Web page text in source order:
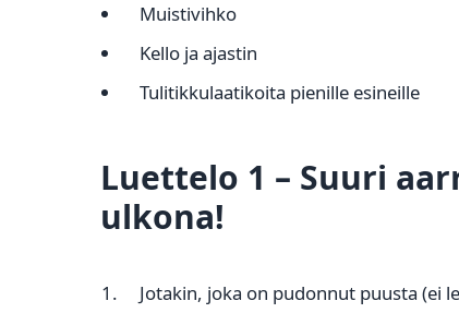
Muistivihko
Kello ja ajastin
Tulitikkulaatikoita pienille esineille
Luettelo 1 – Suuri
ulkona!
Jotakin, joka on pudonnut puusta (ei